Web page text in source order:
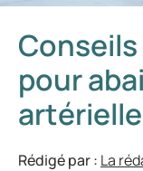
pour
artérielle
Rédigé par : La